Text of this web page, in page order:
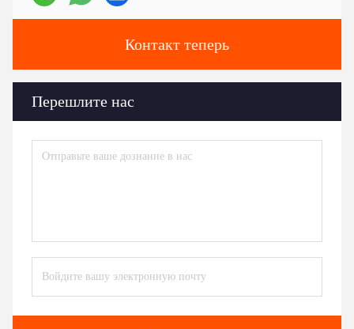
Контакт теперь
Перешлите нас